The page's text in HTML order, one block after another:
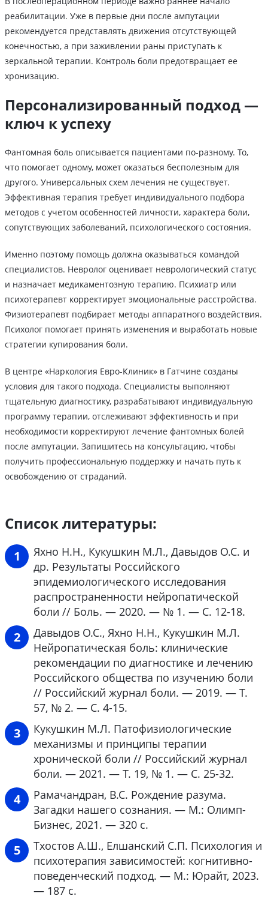
реабилитации. Уже в первые дни после ампутации
рекомендуется представлять движения отсутствующей
конечностью, а при заживлении раны приступать к
зеркальной терапии. Контроль боли предотвращает ее
хронизацию.
Персонализированный подход —
ключ к успеху
Фантомная боль описывается пациентами по-разному. То,
что помогает одному, может оказаться бесполезным для
другого. Универсальных схем лечения не существует.
Эффективная терапия требует индивидуального подбора
методов с учетом особенностей личности, характера боли,
сопутствующих заболеваний, психологического состояния.
Именно поэтому помощь должна оказываться командой
специалистов. Невролог оценивает неврологический статус
и назначает медикаментозную терапию. Психиатр или
психотерапевт корректирует эмоциональные расстройства.
Физиотерапевт подбирает методы аппаратного воздействия.
Психолог помогает принять изменения и выработать новые
стратегии купирования боли.
В центре «Наркология Евро-Клиник» в Гатчине созданы
условия для такого подхода. Специалисты выполняют
тщательную диагностику, разрабатывают индивидуальную
программу терапии, отслеживают эффективность и при
необходимости корректируют лечение фантомных болей
после ампутации. Запишитесь на консультацию, чтобы
получить профессиональную поддержку и начать путь к
освобождению от страданий.
Список литературы:
Яхно Н.Н., Кукушкин М.Л., Давыдов О.С. и
др. Результаты Российского
эпидемиологического исследования
распространенности нейропатической
боли // Боль. — 2020. — № 1. — С. 12-18.
Давыдов О.С., Яхно Н.Н., Кукушкин М.Л.
Нейропатическая боль: клинические
рекомендации по диагностике и лечению
Российского общества по изучению боли
// Российский журнал боли. — 2019. — Т.
57, № 2. — С. 4-15.
Кукушкин М.Л. Патофизиологические
механизмы и принципы терапии
хронической боли // Российский журнал
боли. — 2021. — Т. 19, № 1. — С. 25-32.
Рамачандран, В.С. Рождение разума.
Загадки нашего сознания. — М.: Олимп-
Бизнес, 2021. — 320 с.
Тхостов А.Ш., Елшанский С.П. Психология и
психотерапия зависимостей: когнитивно-
поведенческий подход. — М.: Юрайт, 2023.
— 187 с.